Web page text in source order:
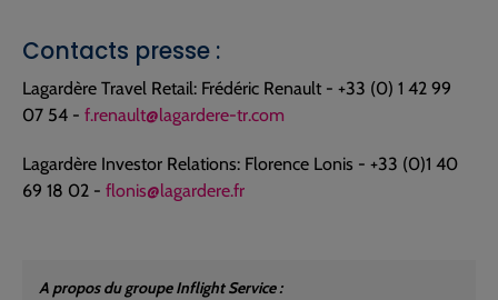
Contacts presse :
Lagardère Travel Retail: Frédéric Renault - +33 (0) 1 42 99
07 54 - f.renault@lagardere-tr.com
Lagardère Investor Relations: Florence Lonis - +33 (0)1 40
69 18 02 - flonis@lagardere.fr
A propos du groupe Inflight Service :